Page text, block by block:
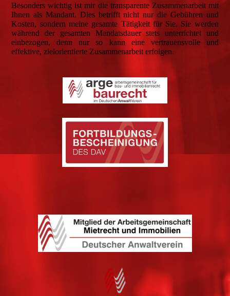
Besonders wichtig ist mir die transparente Zusammenarbeit mit
Ihnen als Mandant. Dies betrifft nicht nur die Gebühren und
Kosten, sondern meine gesamte Tätigkeit für Sie. Sie werden
während der gesamten Mandatsdauer stets unterrichtet und
einbezogen, denn nur so kann eine vertrauensvolle und
effektive, zielorientierte Zusammenarbeit erfolgen.